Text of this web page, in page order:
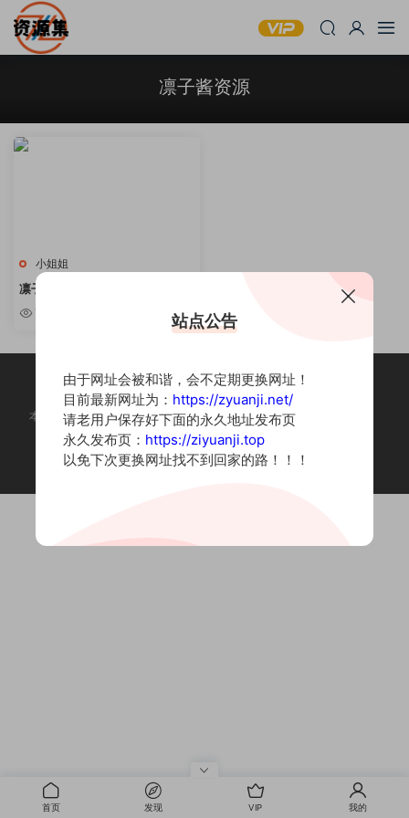
凛子酱资源
小姐姐
凛子酱 – 高颜值写真作品精选 [持
续更新]
7w
本站为摄影写真图片网站，内容来自网络收集整理，仅作个人学习使用。
如有违法内容请联系删除
Copyright © 2022 资源集
首页 发现 VIP 我的
站点公告
由于网址会被和谐，会不定期更换网址！
目前最新网址为： https://zyuanji.net/
请老用户保存好下面的永久地址发布页
永久发布页： https://ziyuanji.top
以免下次更换网址找不到回家的路！！！